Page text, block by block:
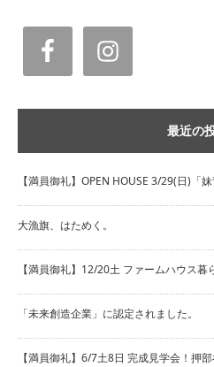
最近の
【満員御礼】OPEN HOUSE 3/29(日)「
大漁旗、はためく。
【満員御礼】12/20土 ファームハウス
「未来創造企業」に認定されました。
【満員御礼】6/7土8日 完成見学会！押